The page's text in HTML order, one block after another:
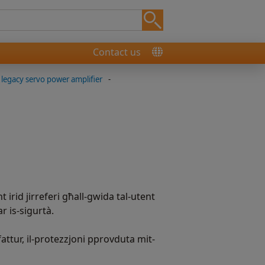
Contact us
legacy servo power amplifier -
irid jirreferi għall-gwida tal-utent
is-sigurtà.
il-protezzjoni pprovduta mit-